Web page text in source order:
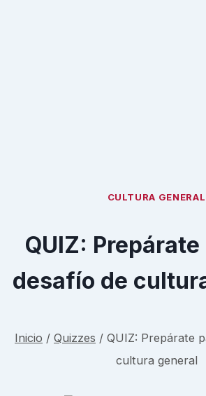
CULTURA GENERAL
QUIZ:
desafío de
Inicio / Quizzes / QUIZ: Prepárate
cultura general